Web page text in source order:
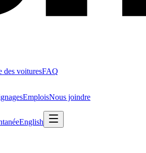
des voituresFAQ
EmploisNous joindre
English